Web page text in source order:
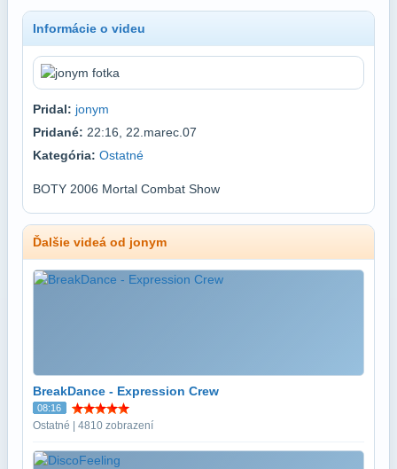
Informácie o videu
Pridal: jonym
Pridané: 22:16, 22.marec.07
Kategória: Ostatné
BOTY 2006 Mortal Combat Show
Ďalšie videá od jonym
BreakDance - Expression Crew
08:16
Ostatné | 4810 zobrazení